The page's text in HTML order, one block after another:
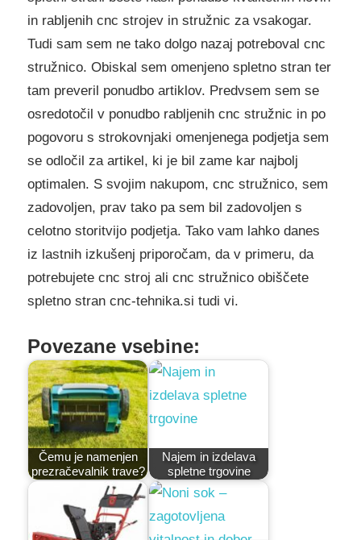
in rabljenih cnc strojev in stružnic za vsakogar.
Tudi sam sem ne tako dolgo nazaj potreboval cnc
stružnico. Obiskal sem omenjeno spletno stran ter
tam preveril ponudbo artiklov. Predvsem sem se
osredotočil v ponudbo rabljenih cnc stružnic in po
pogovoru s strokovnjaki omenjenega podjetja sem
se odločil za artikel, ki je bil zame kar najbolj
optimalen. S svojim nakupom, cnc stružnico, sem
zadovoljen, prav tako pa sem bil zadovoljen s
celotno storitvijo podjetja. Tako vam lahko danes
iz lastnih izkušenj priporočam, da v primeru, da
potrebujete cnc stroj ali cnc stružnico obiščete
spletno stran cnc-tehnika.si tudi vi.
Povezane vsebine:
Čemu je namenjen
prezračevalnik trave?
Najem in izdelava
spletne trgovine